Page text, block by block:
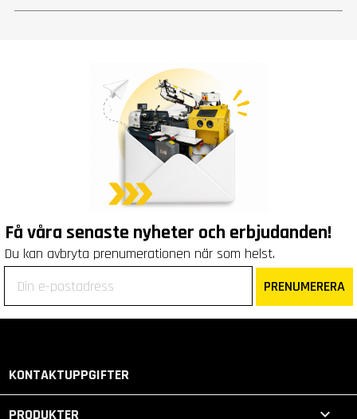
Få våra senaste nyheter och erbjudanden!
Du kan avbryta prenumerationen när som helst.
PRENUMERERA
KONTAKTUPPGIFTER
PRODUKTER 